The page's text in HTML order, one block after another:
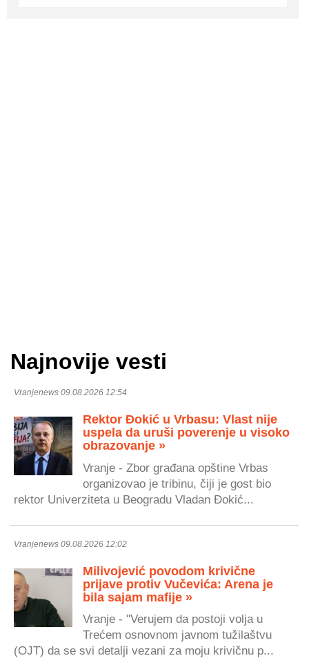
Najnovije vesti
Vranjenews 09.08.2026 12:54
Rektor Đokić u Vrbasu: Vlast nije
uspela da uruši poverenje u visoko
obrazovanje »
Vranje - Zbor građana opštine Vrbas
organizovao je tribinu, čiji je gost bio
rektor Univerziteta u Beogradu Vladan Đokić...
Vranjenews 09.08.2026 12:02
Milivojević povodom krivične
prijave protiv Vučevića: Arena je
bila sajam mafije »
Vranje - "Verujem da postoji volja u
Trećem osnovnom javnom tužilaštvu
(OJT) da se svi detalji vezani za moju krivičnu p...